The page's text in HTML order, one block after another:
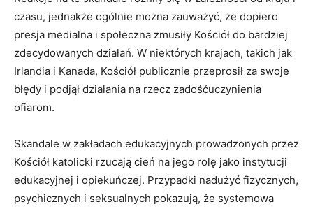
czasu, jednakże ogólnie można zauważyć, że dopiero
presja medialna i społeczna zmusiły Kościół do bardziej
zdecydowanych działań. W niektórych krajach, takich jak
Irlandia i Kanada, Kościół publicznie przeprosił za swoje
błędy i podjął działania na rzecz zadośćuczynienia
ofiarom.
Skandale w zakładach edukacyjnych prowadzonych przez
Kościół katolicki rzucają cień na jego rolę jako instytucji
edukacyjnej i opiekuńczej. Przypadki nadużyć fizycznych,
psychicznych i seksualnych pokazują, że systemowa